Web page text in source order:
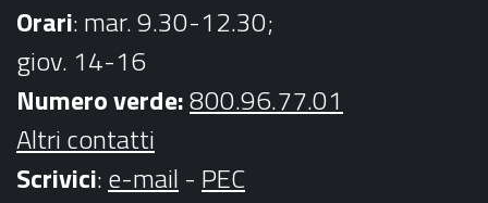
Orari: mar. 9.30-12.30;
giov. 14-16
Numero verde:800.96.77.01
Altri contatti
Scrivici:e-mail - PEC